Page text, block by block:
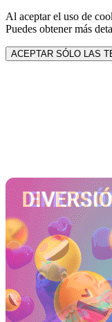
Al aceptar el uso de
Puedes obtener más
ACEPTAR SÓLO LAS